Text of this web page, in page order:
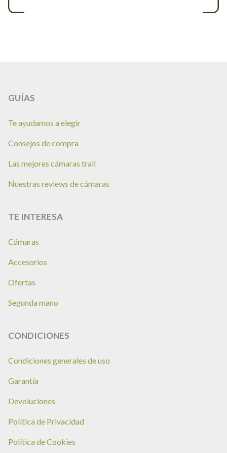
GUÍAS
Te ayudamos a elegir
Consejos de compra
Las mejores cámaras trail
Nuestras reviews de cámaras
TE INTERESA
Cámaras
Accesorios
Ofertas
Segunda mano
CONDICIONES
Condiciones generales de uso
Garantía
Devoluciones
Política de Privacidad
Política de Cookies